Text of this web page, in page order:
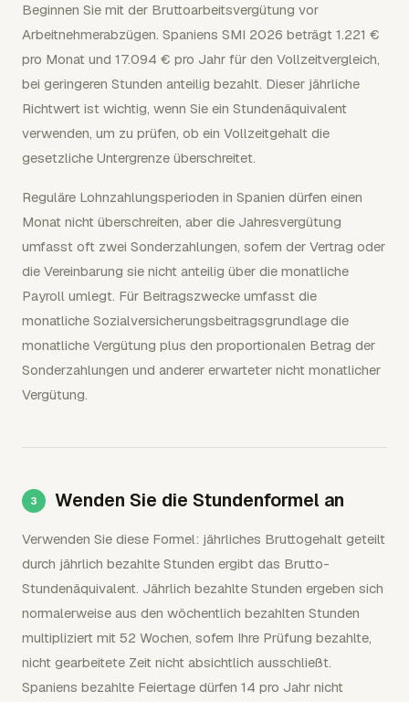
Beginnen Sie mit der Bruttoarbeitsvergütung vor
Arbeitnehmerabzügen. Spaniens SMI 2026 beträgt 1.221 €
pro Monat und 17.094 € pro Jahr für den Vollzeitvergleich,
bei geringeren Stunden anteilig bezahlt. Dieser jährliche
Richtwert ist wichtig, wenn Sie ein Stundenäquivalent
verwenden, um zu prüfen, ob ein Vollzeitgehalt die
gesetzliche Untergrenze überschreitet.
Reguläre Lohnzahlungsperioden in Spanien dürfen einen
Monat nicht überschreiten, aber die Jahresvergütung
umfasst oft zwei Sonderzahlungen, sofern der Vertrag oder
die Vereinbarung sie nicht anteilig über die monatliche
Payroll umlegt. Für Beitragszwecke umfasst die
monatliche Sozialversicherungsbeitragsgrundlage die
monatliche Vergütung plus den proportionalen Betrag der
Sonderzahlungen und anderer erwarteter nicht monatlicher
Vergütung.
Wenden Sie die Stundenformel an
Verwenden Sie diese Formel: jährliches Bruttogehalt geteilt
durch jährlich bezahlte Stunden ergibt das Brutto-
Stundenäquivalent. Jährlich bezahlte Stunden ergeben sich
normalerweise aus den wöchentlich bezahlten Stunden
multipliziert mit 52 Wochen, sofern Ihre Prüfung bezahlte,
nicht gearbeitete Zeit nicht absichtlich ausschließt.
Spaniens bezahlte Feiertage dürfen 14 pro Jahr nicht